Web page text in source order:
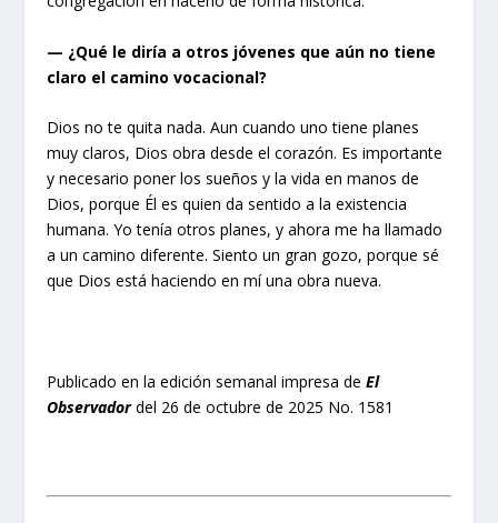
— ¿Qué le diría a otros jóvenes que aún no tiene
claro el camino vocacional?
Dios no te quita nada. Aun cuando uno tiene planes
muy claros, Dios obra desde el corazón. Es importante
y necesario poner los sueños y la vida en manos de
Dios, porque Él es quien da sentido a la existencia
humana. Yo tenía otros planes, y ahora me ha llamado
a un camino diferente. Siento un gran gozo, porque sé
que Dios está haciendo en mí una obra nueva.
Publicado en la edición semanal impresa deEl
Observadordel 26 de octubre de 2025 No. 1581